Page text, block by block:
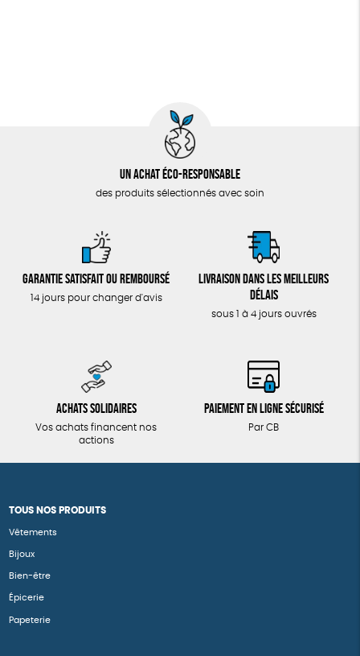
Un achat éco-responsable
des produits sélectionnés avec soin
Garantie satisfait ou remboursé
14 jours pour changer d'avis
Livraison dans les meilleurs
délais
sous 1 à 4 jours ouvrés
Achats solidaires
Vos achats financent nos
actions
Paiement en ligne sécurisé
Par CB
TOUS NOS PRODUITS
Vêtements
Bijoux
Bien-être
Épicerie
Papeterie